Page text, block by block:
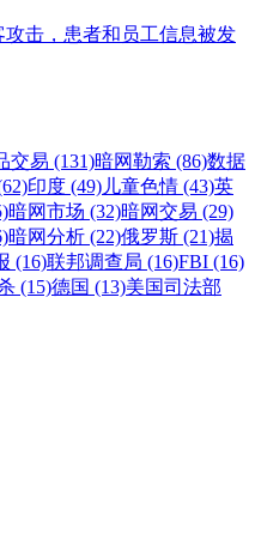
击，患者和员工信息被发
交易 (131)暗网勒索 (86)数据
印度 (49) 儿童色情 (43)英
暗网市场 (32)暗网交易 (29)
暗网分析 (22)俄罗斯 (21)揭
(16)联邦调查局 (16)FBI (16)
(15)德国 (13)美国司法部